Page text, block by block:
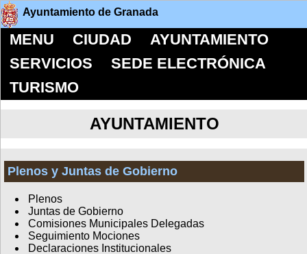
Ayuntamiento de Granada
MENU CIUDAD
AYUNTAMIENTO
SERVICIOS
SEDE ELECTRÓNICA
TURISMO
AYUNTAMIENTO
Plenos y Juntas de Gobierno
Plenos
Juntas de Gobierno
Comisiones Municipales Delegadas
Seguimiento Mociones
Declaraciones Institucionales